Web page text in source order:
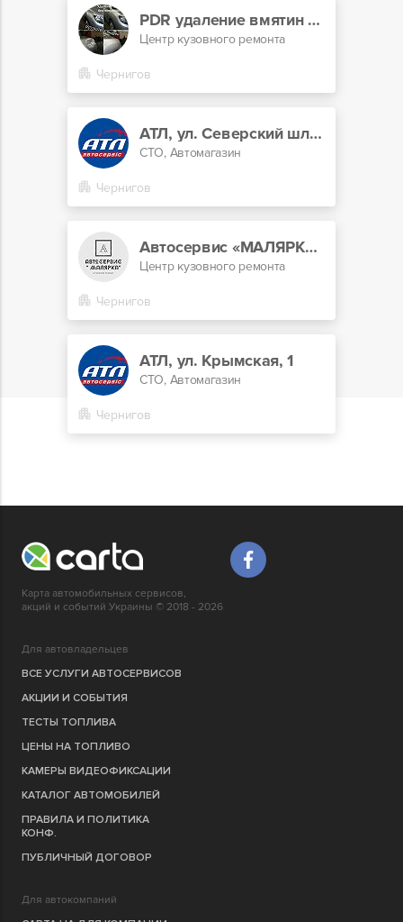
PDR удаление вмятин без покраски
Центр кузовного ремонта
Чернигов
АТЛ, ул. Северский шлях, 25А
СТО, Автомагазин
Чернигов
Автосервис «МАЛЯРКА» (Покраска авто Чернигов)
Центр кузовного ремонта
Чернигов
АТЛ, ул. Крымская, 1
СТО, Автомагазин
Чернигов
Карта автомобильных сервисов,
акций и событий Украины © 2018 - 2026
Для автовладельцев
ВСЕ УСЛУГИ АВТОСЕРВИСОВ
АКЦИИ И СОБЫТИЯ
ТЕСТЫ ТОПЛИВА
ЦЕНЫ НА ТОПЛИВО
КАМЕРЫ ВИДЕОФИКСАЦИИ
КАТАЛОГ АВТОМОБИЛЕЙ
ПРАВИЛА И ПОЛИТИКА
КОНФ.
ПУБЛИЧНЫЙ ДОГОВОР
Для автокомпаний